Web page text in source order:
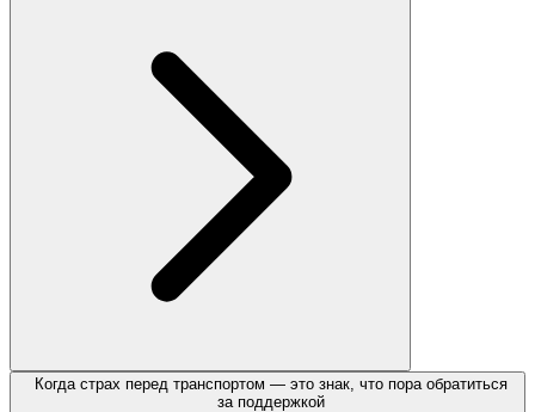
Когда страх перед транспортом — это знак, что пора обратиться
за поддержкой